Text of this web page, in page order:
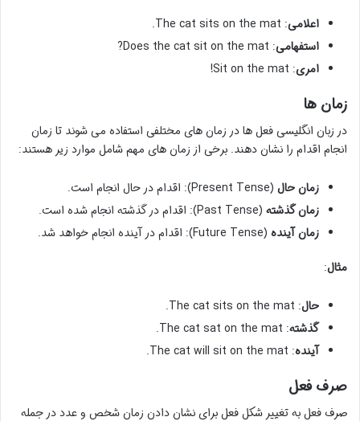
اعلامی: The cat sits on the mat.
استفهامی: Does the cat sit on the mat?
امری: Sit on the mat!
زمان ها
در زبان انگلیسی فعل ها در زمان های مختلفی استفاده می شوند تا زمان
انجام اقدام را نشان دهند. برخی از زمان های مهم شامل موارد زیر هستند:
زمان حال (Present Tense): اقدام در حال انجام است.
زمان گذشته (Past Tense): اقدام در گذشته انجام شده است.
زمان آینده (Future Tense): اقدام در آینده انجام خواهد شد.
مثال:
حال: The cat sits on the mat.
گذشته: The cat sat on the mat.
آینده: The cat will sit on the mat.
صرف فعل
صرف فعل به تغییر شکل فعل برای نشان دادن زمان شخص و عدد در جمله